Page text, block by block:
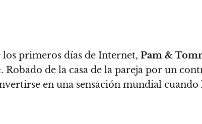
los primeros días de Internet, Pam &
. Robado de la casa de la pareja por un
en una sensación mundial cuando